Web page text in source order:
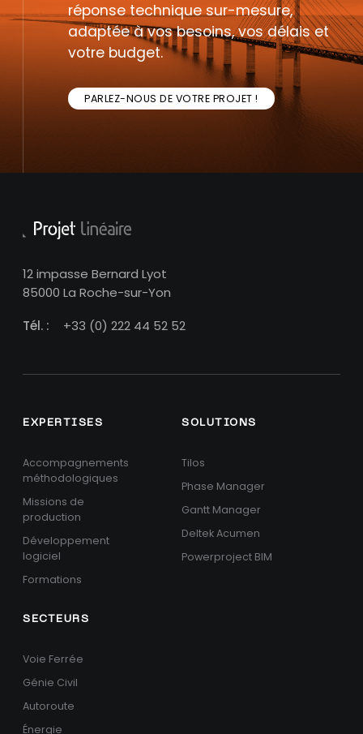
réponse technique sur-mesure,
adaptée à vos besoins, vos délais et
votre budget.
PARLEZ-NOUS DE VOTRE PROJET !
12 impasse Bernard Lyot
85000 La Roche-sur-Yon
Tél. :
+33 (0) 222 44 52 52
EXPERTISES
Accompagnements
méthodologiques
Missions de
production
Développement
logiciel
Formations
SOLUTIONS
Tilos
Phase Manager
Gantt Manager
Deltek Acumen
Powerproject BIM
SECTEURS
Voie Ferrée
Génie Civil
Autoroute
Énergie